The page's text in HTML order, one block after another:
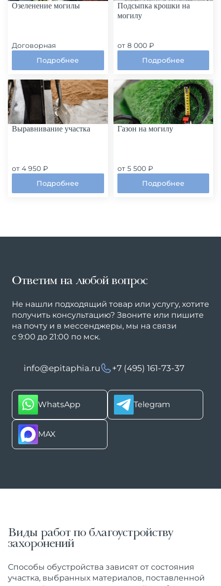
Озеленение могилы
Договорная
Подробнее
Подсыпка крошки на
могилу
от 8 000 ₽
Подробнее
Выравнивание участка
от 4 950 ₽
Подробнее
Газон на могилу
от 5 500 ₽
Подробнее
Ответим на любой вопрос
Не нашли подходящий товар или услугу, хотите
получить консультацию? Звоните или пишите
на почту и в мессенджеры, мы на связи
с 9:00 до 21:00 по мск.
info@epitaphia.ru +7 (495) 161-73-37
Виды работ по благоустройству
захоронений
Способы обустройства зависят от состояния
участка, выбранных материалов, поставленной